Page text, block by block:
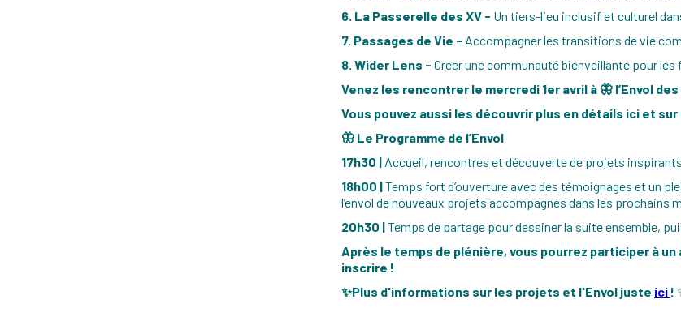
6. La Passerelle des XV - Un tiers-lieu inclusif et culturel
7. Passages de Vie - Accompagner les transitions de vie
8. Wider Lens - Créer une communauté bienveillante pour
Venez les rencontrer le mercredi 1er avril à 🦋 l’Envol
Vous pouvez aussi les découvrir plus en détails ici et
🦋 Le Programme de l’Envol
17h30 | Accueil, rencontres et découverte de projets inspirants
18h00 |Temps fort d’ouverture avec des témoignages et un
l’envol de nouveaux projets accompagnés dans les prochains
20h30 |Temps de partage pour dessiner la suite ensemble,
Après le temps de plénière, vous pourrez participer à
inscrire !
✨Plus d'informations sur les projets et l'Envol juste ici !